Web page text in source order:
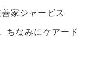
家ジャービス
ちなみにケアード